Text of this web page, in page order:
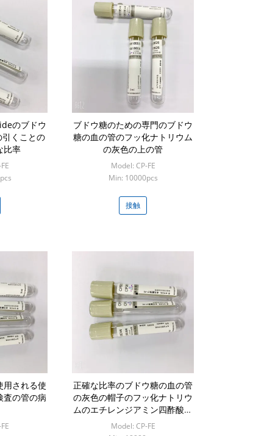
のブドウ
くことの
比率
ブドウ糖のための専門のブドウ
糖の血の管のフッ化ナトリウム
の灰色の上の管
Model: CP-FE
Min: 10000pcs
接触
用される使
査の管の病
正確な比率のブドウ糖の血の管
の灰色の帽子のフッ化ナトリウ
ムのエチレンジアミン四酢酸の
1:9
Model: CP-FE